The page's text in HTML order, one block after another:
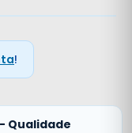
!
Qualidade